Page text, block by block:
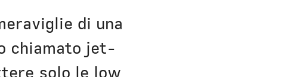
di una
chiamato jet-
solo le low